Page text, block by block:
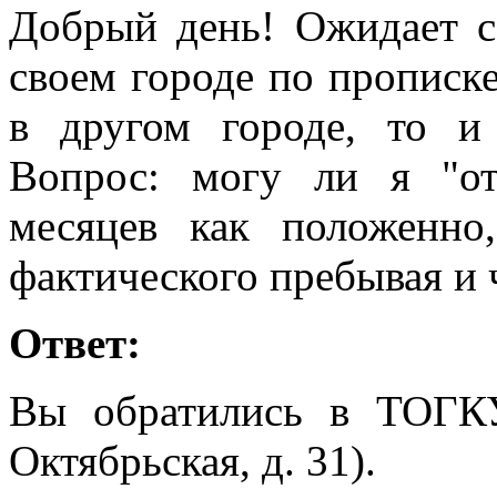
Добрый день! Ожидает
своем городе по
в другом городе, то и
Вопрос: могу ли я
месяцев как
фактического пребывая и
Ответ:
Вы обратились в
Октябрьская, д. 31).